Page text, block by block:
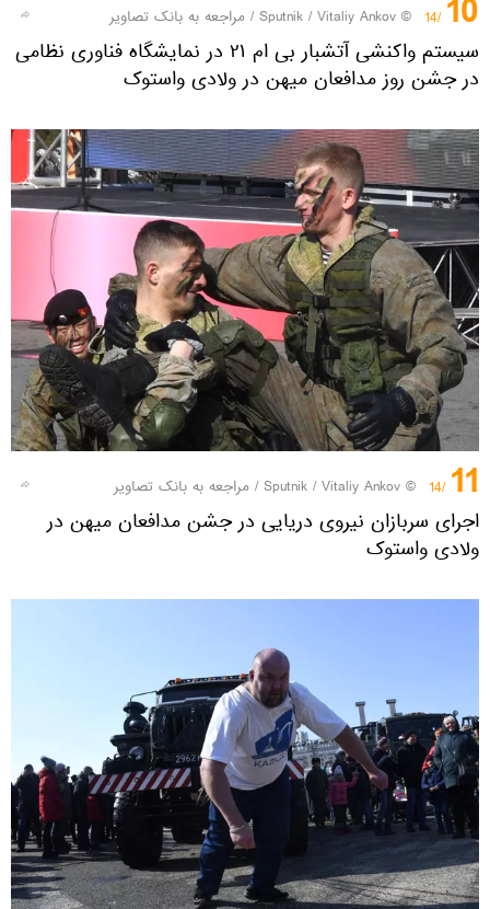
/14
© Sputnik / Vitaliy Ankov
/ مراجعه به بانک تصاویر
سیستم واکنشی آتشبار بی ام ۲۱ در نمایشگاه فناوری نظامی
در جشن روز مدافعان میهن در ولادی واستوک
11
/14
© Sputnik / Vitaliy Ankov
/ مراجعه به بانک تصاویر
اجرای سربازان نیروی دریایی در جشن مدافعان میهن در
ولادی واستوک